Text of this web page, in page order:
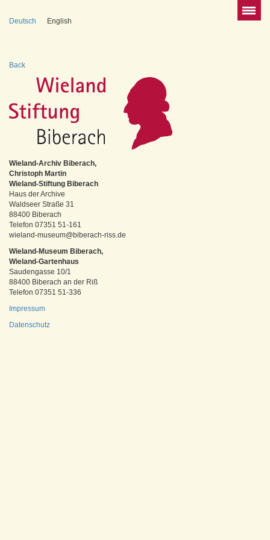
Deutsch English
Back
Wieland-Archiv Biberach,
Christoph Martin
Wieland-Stiftung Biberach
Haus der Archive
Waldseer Straße 31
88400 Biberach
Telefon 07351 51-161
wieland-museum@biberach-riss.de
Wieland-Museum Biberach,
Wieland-Gartenhaus
Saudengasse 10/1
88400 Biberach an der Riß
Telefon 07351 51-336
Impressum
Datenschutz